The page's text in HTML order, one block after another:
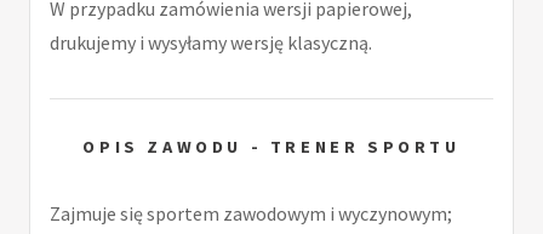
W przypadku zamówienia wersji papierowej,
drukujemy i wysyłamy wersję klasyczną.
OPIS ZAWODU - TRENER SPORTU
Zajmuje się sportem zawodowym i wyczynowym;